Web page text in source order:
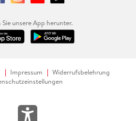
Sie unsere App herunter.
Impressum
Widerrufsbelehrung